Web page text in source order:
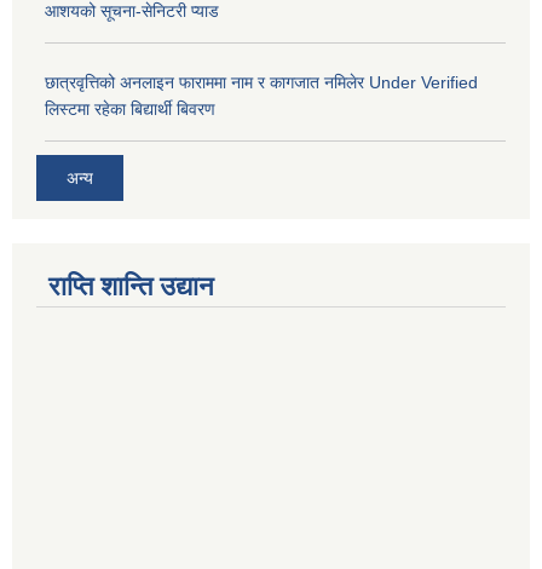
आशयको सूचना-सेनिटरी प्याड
छात्रवृत्तिको अनलाइन फाराममा नाम र कागजात नमिलेर Under Verified
लिस्टमा रहेका बिद्यार्थी बिवरण
अन्य
राप्ति शान्ति उद्यान